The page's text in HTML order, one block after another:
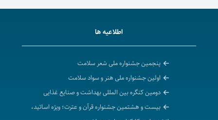
اطلاعیه ها
پنجمین جشنواره ملی شعر سلامت
اولین جشنواره ملی هنر و سواد سلامت
دومین کنگره بین المللی بهداشت و صنایع غذایی
بیست و هشتمین جشنواره قرآن و عترت؛ ویژه اساتید،